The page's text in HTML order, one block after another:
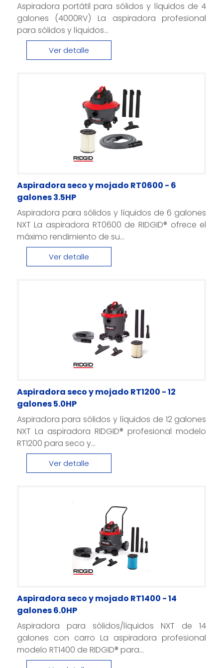
Aspiradora portátil para sólidos y líquidos de 4
galones (4000RV) La aspiradora profesional
para sólidos y líquidos...
Ver detalle
Aspiradora seco y mojado RT0600 - 6
galones 3.5HP
Aspiradora para sólidos y líquidos de 6 galones
NXT La aspiradora RT0600 de RIDGID® ofrece el
máximo rendimiento de su...
Ver detalle
Aspiradora seco y mojado RT1200 - 12
galones 5.0HP
Aspiradora para sólidos y líquidos de 12 galones
NXT La aspiradora RIDGID® profesional modelo
RT1200 para seco y...
Ver detalle
Aspiradora seco y mojado RT1400 - 14
galones 6.0HP
Aspiradora para sólidos/líquidos NXT de 14
galones con carro La aspiradora profesional
modelo RT1400 de RIDGID® para...